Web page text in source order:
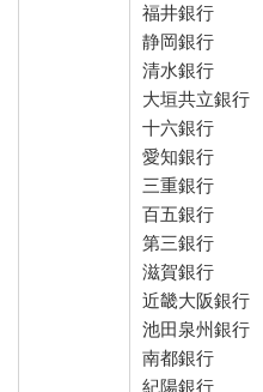
福井銀行
静岡銀行
清水銀行
大垣共立銀行
十六銀行
愛知銀行
三重銀行
百五銀行
第三銀行
滋賀銀行
近畿大阪銀行
池田泉州銀行
南都銀行
紀陽銀行